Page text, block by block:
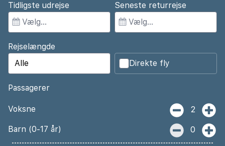
Tidligste udrejse Seneste returrejse
Rejselængde
Direkte fly
Passagerer
Voksne 2
Barn (0-17 år) 0